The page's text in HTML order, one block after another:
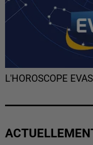
L'HOROSCOPE